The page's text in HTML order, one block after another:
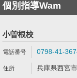
個別指導Wam
小曽根校
0798-41-
兵庫県西宮